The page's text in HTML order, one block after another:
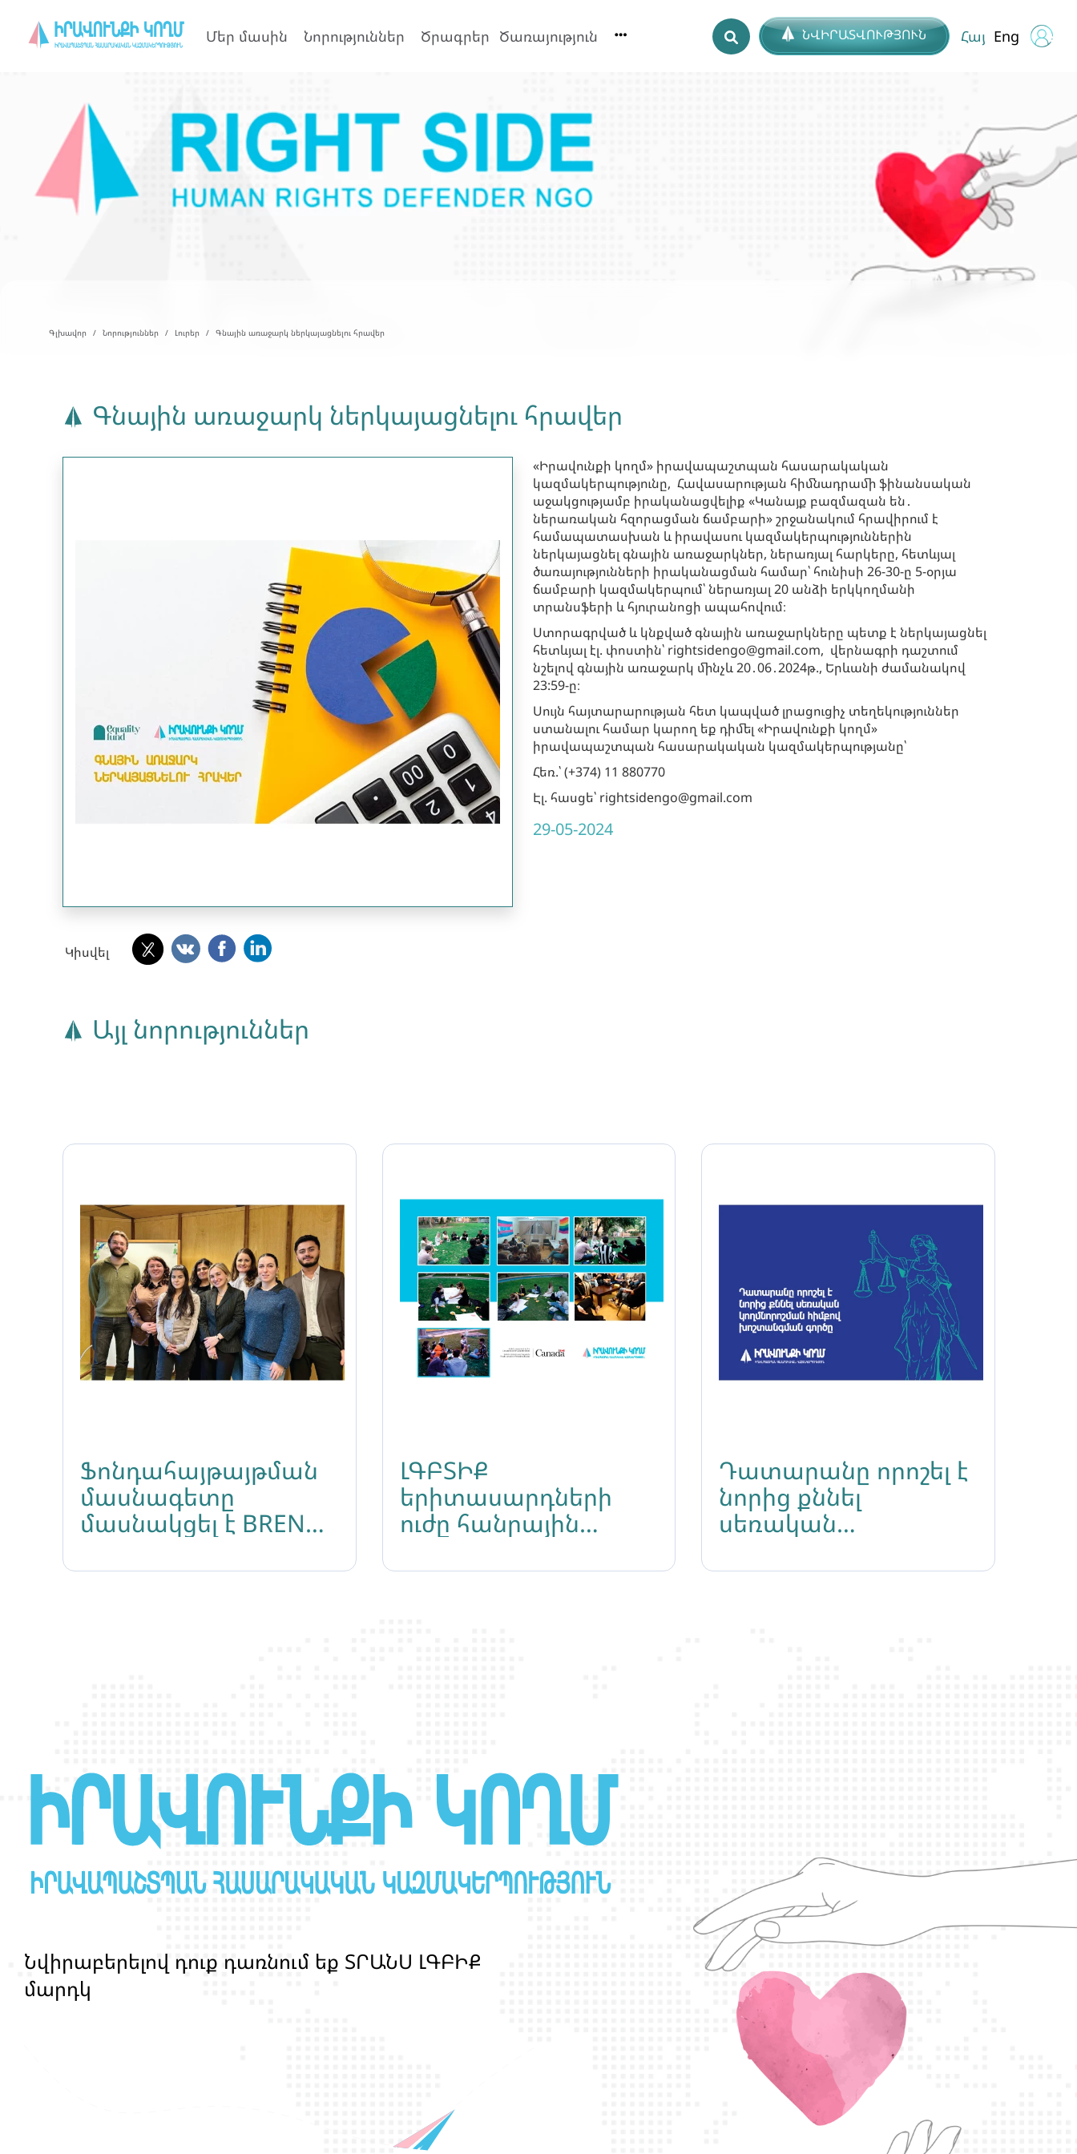
Մեր մասին Նորություններ Ծրագրեր Ծառայություն ՆՎԻՐԱՏՎՈՒԹՅՈՒՆ Հայ Eng
Գլխավոր Նորություններ Լուրեր Գնային առաջարկ ներկայացնելու հրավեր
Գնային առաջարկ ներկայացնելու հրավեր
«Իրավունքի կողմ» իրավապաշտպան հասարակական
կազմակերպությունը, Հավասարության հիմնադրամի ֆինանսական
աջակցությամբ իրականացվելիք «Կանայք բազմազան են․
ներառական հզորացման ճամբարի» շրջանակում հրավիրում է
համապատասխան և իրավասու կազմակերպություններին
ներկայացնել գնային առաջարկներ, ներառյալ հարկերը, հետևյալ
ծառայությունների իրականացման համար՝ հունիսի 26-30-ը 5-օրյա
ճամբարի կազմակերպում՝ ներառյալ 20 անձի երկկողմանի
տրանսֆերի և հյուրանոցի ապահովում։
Ստորագրված և կնքված գնային առաջարկները պետք է ներկայացնել
հետևյալ էլ. փոստին՝ rightsidengo@gmail.com, վերնագրի դաշտում
նշելով գնային առաջարկ մինչև 20․06․2024թ., Երևանի ժամանակով
23:59-ը։
Սույն հայտարարության հետ կապված լրացուցիչ տեղեկություններ
ստանալու համար կարող եք դիմել «Իրավունքի կողմ»
իրավապաշտպան հասարակական կազմակերպությանը՝
Հեռ.՝ (+374) 11 880770
Էլ. հասցե՝ rightsidengo@gmail.com
29-05-2024
Կիսվել
Այլ նորություններ
Ֆոնդահայթայթման
մասնագետը
մասնակցել է BREN
ծրագրին
ԼԳԲՏԻՔ
երիտասարդների
ուժը հանրային
Դատարանը որոշել է
նորից քննել
սեռական
հիմքով
Նվիրաբերելով դոք դառնոմ եք ՏՐԱՆՍ ԼԳԲԻՔ
մարդկ